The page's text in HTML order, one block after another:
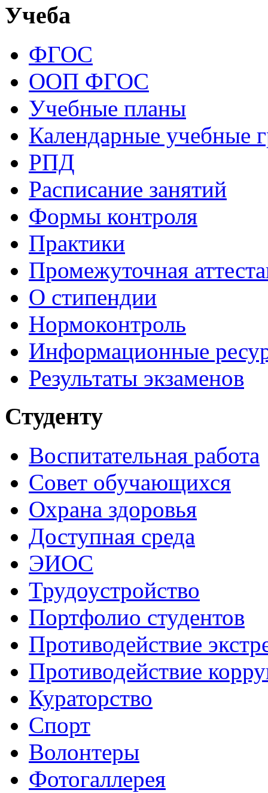
Учеба
ФГОС
ООП ФГОС
Учебные планы
Календарные учебные
РПД
Расписание занятий
Формы контроля
Практики
Промежуточная
О стипендии
Нормоконтроль
Информационные
Результаты экзаменов
Студенту
Воспитательная работа
Совет обучающихся
Охрана здоровья
Доступная среда
ЭИОС
Трудоустройство
Портфолио студентов
Противодействие
Противодействие
Кураторство
Спорт
Волонтеры
Фотогаллерея